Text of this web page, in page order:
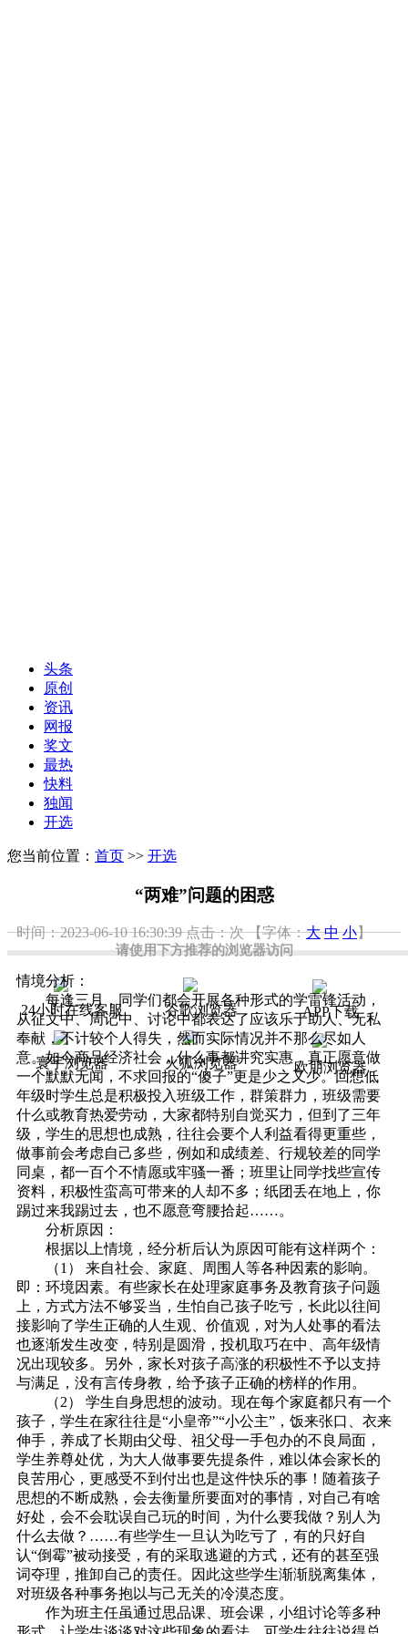
请使用下方推荐的浏览器访问
24小时在线客服 谷歌浏览器 APP下载
寰宇浏览器 火狐浏览器 欧朋浏览器
头条
原创
资讯
网报
奖文
最热
快料
独闻
开选
您当前位置： 首页 >> 开选
“两难”问题的困惑
时间：2023-06-10 16:30:39点击：次 【字体：大 中 小】
情境分析：
每逢三月，同学们都会开展各种形式的学雷锋活动，
从征文中、周记中、讨论中都表达了应该乐于助人、无私
奉献，不计较个人得失，然而实际情况并不那么尽如人
意。如今商品经济社会，什么事都讲究实惠，真正愿意做
一个默默无闻，不求回报的“傻子”更是少之又少。回想低
年级时学生总是积极投入班级工作，群策群力，班级需要
什么或教育热爱劳动，大家都特别自觉买力，但到了三年
级，学生的思想也成熟，往往会要个人利益看得更重些，
做事前会考虑自己多些，例如和成绩差、行规较差的同学
同桌，都一百个不情愿或牢骚一番；班里让同学找些宣传
资料，积极性蛮高可带来的人却不多；纸团丢在地上，你
踢过来我踢过去，也不愿意弯腰拾起……。
分析原因：
根据以上情境，经分析后认为原因可能有这样两个：
（1） 来自社会、家庭、周围人等各种因素的影响。
即：环境因素。有些家长在处理家庭事务及教育孩子问题
上，方式方法不够妥当，生怕自己孩子吃亏，长此以往间
接影响了学生正确的人生观、价值观，对为人处事的看法
也逐渐发生改变，特别是圆滑，投机取巧在中、高年级情
况出现较多。另外，家长对孩子高涨的积极性不予以支持
与满足，没有言传身教，给予孩子正确的榜样的作用。
（2） 学生自身思想的波动。现在每个家庭都只有一个
孩子，学生在家往往是“小皇帝”“小公主”，饭来张口、衣来
伸手，养成了长期由父母、祖父母一手包办的不良局面，
学生养尊处优，为大人做事要先提条件，难以体会家长的
良苦用心，更感受不到付出也是这件快乐的事！随着孩子
思想的不断成熟，会去衡量所要面对的事情，对自己有啥
好处，会不会耽误自己玩的时间，为什么要我做？别人为
什么去做？……有些学生一旦认为吃亏了，有的只好自
认“倒霉”被动接受，有的采取逃避的方式，还有的甚至强
词夺理，推卸自己的责任。因此这些学生渐渐脱离集体，
对班级各种事务抱以与己无关的冷漠态度。
作为班主任虽通过思品课、班会课，小组讨论等多种